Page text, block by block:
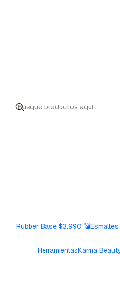
Rubber Base $3.990 💣
HerramientasKarma Beauty